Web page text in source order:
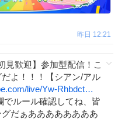
昨日 12:21
見歓迎】参加型配信！こ
よ！！！【シアン/アル
live/Yw-Rhbdct…
でルール確認してね、皆
だぁああああああああ